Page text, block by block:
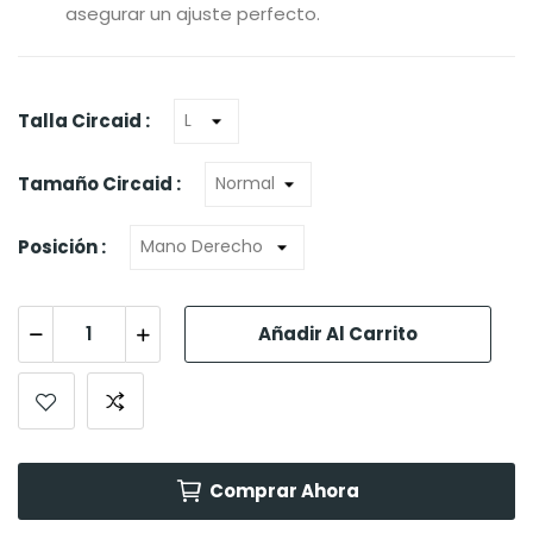
asegurar un ajuste perfecto.
Talla Circaid :
Tamaño Circaid :
Posición :
Añadir Al Carrito
Comprar Ahora